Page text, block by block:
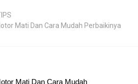
Mati Dan Cara Mudah Perbaikinya